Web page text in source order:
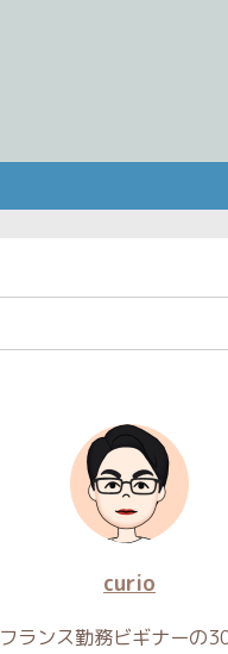
curio
フランス勤務ビギナーの